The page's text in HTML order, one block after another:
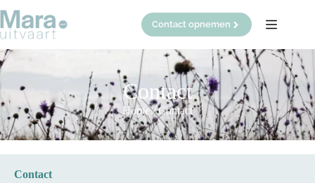
naar
de
inhoud
Contact opnemen
Contact
Home/Contact
Contact